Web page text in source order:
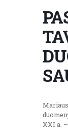
XXI a.